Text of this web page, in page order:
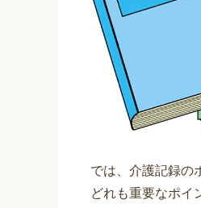
では、介護記録の
どれも重要なポイ